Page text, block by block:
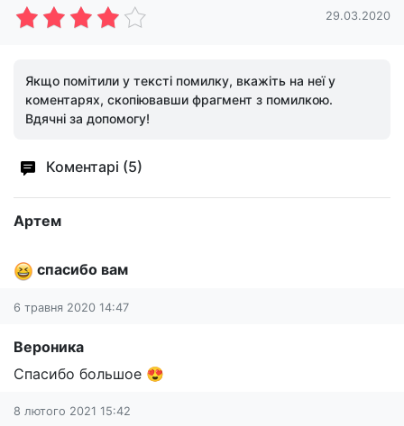
29.03.2020
Якщо помітили у тексті помилку, вкажіть на неї у
коментарях, скопіювавши фрагмент з помилкою.
Вдячні за допомогу!
Коментарі (5)
Артем
спасибо вам
6 травня 2020 14:47
Вероника
Спасибо большое 😍
8 лютого 2021 15:42